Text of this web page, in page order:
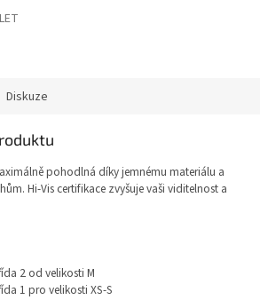
Diskuze
pohodlná díky jemnému materiálu a
Hi-Vis certifikace zvyšuje vaši viditelnost a
2 od velikosti M
1 pro velikosti XS-S